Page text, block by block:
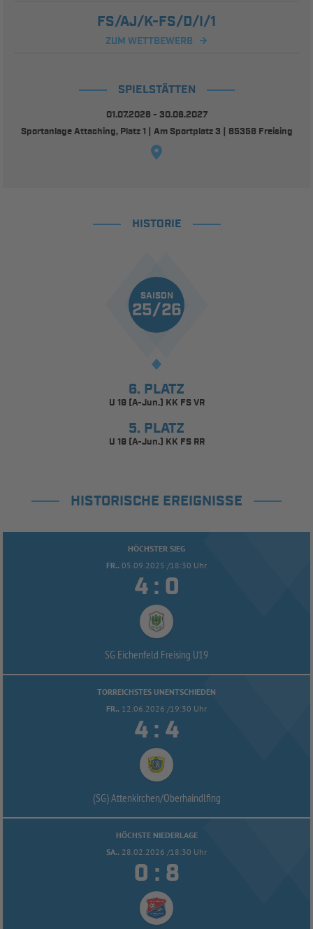
FS/AJ/K-FS/D/I/1
ZUM WETTBEWERB
SPIELSTÄTTEN
01.07.2026 - 30.06.2027
Sportanlage Attaching, Platz 1 | Am Sportplatz 3 | 85356 Freising
HISTORIE
SAISON
25/26
6. PLATZ
U 19 (A-Jun.) KK FS VR
5. PLATZ
U 19 (A-Jun.) KK FS RR
HISTORISCHE EREIGNISSE
HÖCHSTER SIEG
FR.. 05.09.2025 /18:30 Uhr
 : 
SG Eichenfeld Freising U19
TORREICHSTES UNENTSCHIEDEN
FR.. 12.06.2026 /19:30 Uhr
 : 
(SG) Attenkirchen/Oberhaindlfing
HÖCHSTE NIEDERLAGE
SA.. 28.02.2026 /18:30 Uhr
 : 